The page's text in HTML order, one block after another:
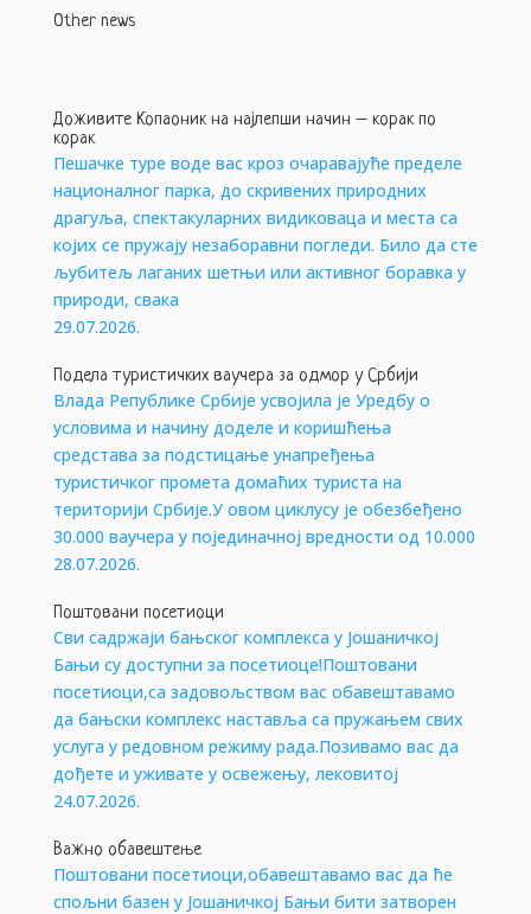
Other news
Доживите Копаоник на најлепши начин – корак по
корак
Пешачке туре воде вас кроз очаравајуће пределе
националног парка, до скривених природних
драгуља, спектакуларних видиковаца и места са
којих се пружају незаборавни погледи. Било да сте
љубитељ лаганих шетњи или активног боравка у
природи, свака
29.07.2026.
Подела туристичких ваучера за одмор у Србији
Влада Републике Србије усвојила је Уредбу о
условима и начину доделе и коришћења
средстава за подстицање унапређења
туристичког промета домаћих туриста на
територији Србије.У овом циклусу је обезбеђено
30.000 ваучера у појединачној вредности од 10.000
28.07.2026.
Поштовани посетиоци
Сви садржаји бањског комплекса у Јошаничкој
Бањи су доступни за посетиоце!Поштовани
посетиоци,са задовољством вас обавештавамо
да бањски комплекс наставља са пружањем свих
услуга у редовном режиму рада.Позивамо вас да
дођете и уживате у освежењу, лековитој
24.07.2026.
Важно обавештење
Поштовани посетиоци,обавештавамо вас да ће
спољни базен у Јошаничкој Бањи бити затворен